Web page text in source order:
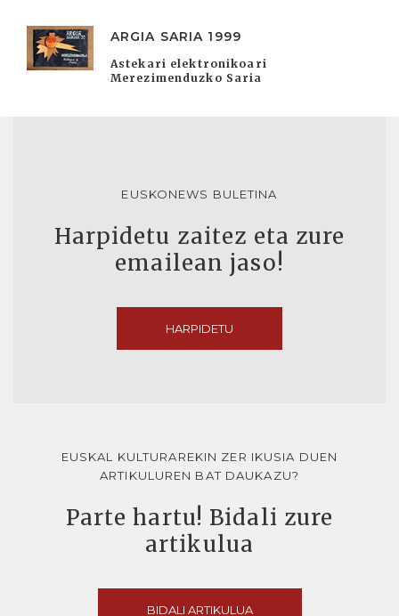
ARGIA SARIA 1999
Astekari elektronikoari
Merezimenduzko Saria
EUSKONEWS BULETINA
Harpidetu zaitez eta zure
emailean jaso!
HARPIDETU
EUSKAL KULTURAREKIN ZER IKUSIA DUEN
ARTIKULUREN BAT DAUKAZU?
Parte hartu! Bidali zure
artikulua
BIDALI ARTIKULUA